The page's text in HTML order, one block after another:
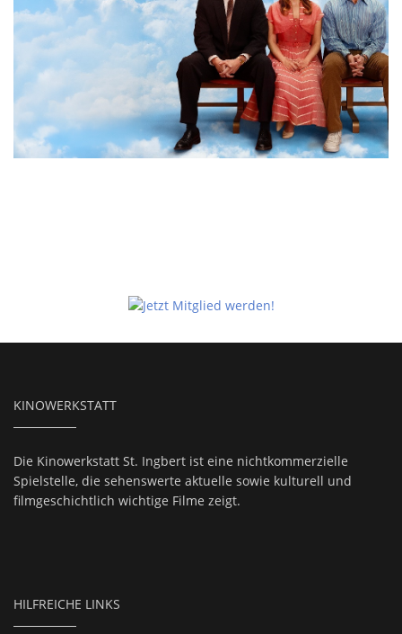
KINOWERKSTATT
Die Kinowerkstatt St. Ingbert ist eine nichtkommerzielle
Spielstelle, die sehenswerte aktuelle sowie kulturell und
filmgeschichtlich wichtige Filme zeigt.
HILFREICHE LINKS